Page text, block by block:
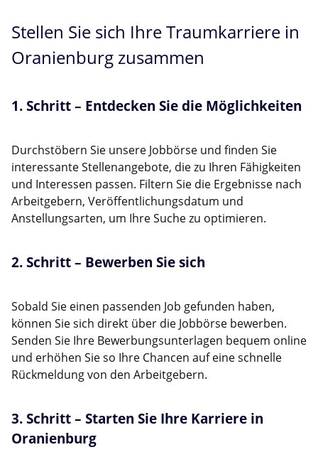
Stellen Sie sich Ihre Traumkarriere in
Oranienburg zusammen
1. Schritt – Entdecken Sie die Möglichkeiten
Durchstöbern Sie unsere Jobbörse und finden Sie
interessante Stellenangebote, die zu Ihren Fähigkeiten
und Interessen passen. Filtern Sie die Ergebnisse nach
Arbeitgebern, Veröffentlichungsdatum und
Anstellungsarten, um Ihre Suche zu optimieren.
2. Schritt – Bewerben Sie sich
Sobald Sie einen passenden Job gefunden haben,
können Sie sich direkt über die Jobbörse bewerben.
Senden Sie Ihre Bewerbungsunterlagen bequem online
und erhöhen Sie so Ihre Chancen auf eine schnelle
Rückmeldung von den Arbeitgebern.
3. Schritt – Starten Sie Ihre Karriere in
Oranienburg